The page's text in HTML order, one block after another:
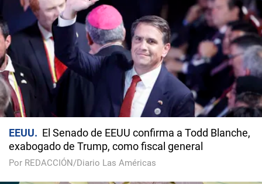
EEUU
El Senado de EEUU confirma a Todd Blanche,
exabogado de Trump, como fiscal general
Por REDACCIÓN/Diario Las Américas